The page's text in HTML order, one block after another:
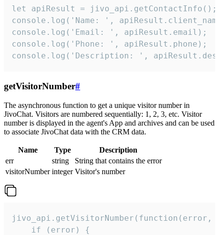
let apiResult = jivo_api.getContactInfo();
console.log('Name: ',
console.log('Email: ', apiResult.email);
console.log('Phone: ', apiResult.phone);
console.log('Description: ',
getVisitorNumber#
The asynchronous function to get a unique visitor number in
JivoChat. Visitors are numbered sequentially: 1, 2, 3, etc. Visitor
number is displayed in the agent's App and archives and can be used
to associate JivoChat data with the CRM data.
Name Type
Description
err
string
String that contains the error
visitorNumber integer Visitor's number
jivo_api.getVisitorNumber(function(error,
    if (error) {